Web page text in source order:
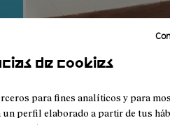
de cookies
para fines analíticos y para
perfil elaborado a partir de tus